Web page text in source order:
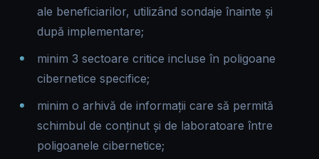
ale beneficiarilor, utilizând sondaje înainte și
după implementare;
minim 3 sectoare critice incluse în poligoane
cibernetice specifice;
minim o arhivă de informații care să permită
schimbul de conținut și de laboratoare între
poligoanele cibernetice;